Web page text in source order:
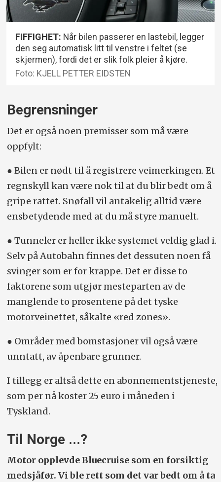
FIFFIGHET: Når bilen passerer en lastebil, legger
den seg automatisk litt til venstre i feltet (se
skjermen), fordi det er slik folk pleier å kjøre.
Foto: KJELL PETTER EIDSTEN
Begrensninger
Det er også noen premisser som må være
oppfylt:
● Bilen er nødt til å registrere vei­merkingen. Et
regnskyll kan være nok til at du blir bedt om å
gripe rattet. Snøfall vil antakelig alltid være
ens­betydende med at du må styre manuelt.
● Tunneler er heller ikke systemet veldig glad i.
Selv på Autobahn finnes det dessuten noen få
svinger som er for krappe. Det er disse to
faktorene som utgjør mesteparten av de
manglende to prosentene på det tyske
motorveinettet, såkalte «red zones».
● Områder med bomstasjoner vil også være
unntatt, av åpenbare grunner.
I tillegg er altså dette en abonnementstjeneste,
som per nå koster 25 euro i måneden i
Tyskland.
Til Norge ...?
Motor opplevde Bluecruise som en forsiktig
medsjåfør. Vi ble rett som det var bedt om å ta